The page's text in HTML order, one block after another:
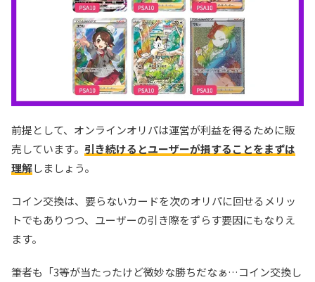
前提として、オンラインオリパは運営が利益を得るために販
売しています。 引き続けるとユーザーが損することをまずは
理解しましょう。
コイン交換は、要らないカードを次のオリパに回せるメリッ
トでもありつつ、ユーザーの引き際をずらす要因にもなりえ
ます。
筆者も「3等が当たったけど微妙な勝ちだなぁ…コイン交換し